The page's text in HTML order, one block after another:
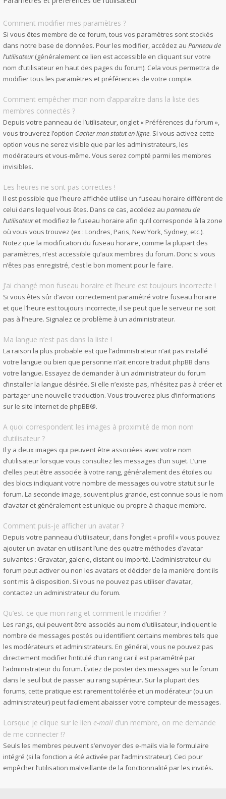
Comment modifier mes paramètres ?
Si vous êtes membre de ce forum, tous vos paramètres sont stockés
dans notre base de données. Pour les modifier, accédez au Panneau de
l’utilisateur(généralement ce lien est accessible en cliquant sur votre
nom d’utilisateur en haut des pages du forum). Cela vous permettra de
modifier tous les paramètres et préférences de votre compte.
Comment empêcher mon nom d’apparaître dans la liste des
membres connectés ?
Depuis votre panneau de l’utilisateur, onglet « Préférences du forum »,
vous trouverez l’option Cacher mon statut en ligne. Si vous activez cette
option vous ne serez visible que par les administrateurs, les
modérateurs et vous-même. Vous serez compté parmi les membres
invisibles.
Les heures ne sont pas correctes !
Il est possible que l’heure affichée utilise un fuseau horaire différent de
celui dans lequel vous êtes. Dans ce cas, accédez au panneau de
l’utilisateuret modifiez le fuseau horaire afin qu’il corresponde à la zone
où vous vous trouvez (ex : Londres, Paris, New York, Sydney, etc.).
Notez que la modification du fuseau horaire, comme la plupart des
paramètres, n’est accessible qu’aux membres du forum. Donc si vous
n’êtes pas enregistré, c’est le bon moment pour le faire.
J’ai changé mon fuseau horaire et l’heure est toujours incorrecte !
Si vous êtes sûr d’avoir correctement paramétré votre fuseau horaire
et que l’heure est toujours incorrecte, il se peut que le serveur ne soit
pas à l’heure. Signalez ce problème à un administrateur.
Ma langue n’est pas dans la liste !
La raison la plus probable est que l’administrateur n’ait pas installé
votre langue ou bien que personne n’ait encore traduit phpBB dans
votre langue. Essayez de demander à un administrateur du forum
d’installer la langue désirée. Si elle n’existe pas, n’hésitez pas à créer et
partager une nouvelle traduction. Vous trouverez plus d’informations
sur le site Internet de phpBB®.
A quoi correspondent les images à proximité de mon nom
d’utilisateur ?
Il y a deux images qui peuvent être associées avec votre nom
d’utilisateur lorsque vous consultez les messages d’un sujet. L’une
d’elles peut être associée à votre rang, généralement des étoiles ou
des blocs indiquant votre nombre de messages ou votre statut sur le
forum. La seconde image, souvent plus grande, est connue sous le nom
d’avatar et généralement est unique ou propre à chaque membre.
Comment puis-je afficher un avatar ?
Depuis votre panneau d’utilisateur, dans l’onglet « profil » vous pouvez
ajouter un avatar en utilisant l’une des quatre méthodes d’avatar
suivantes : Gravatar, galerie, distant ou importé. L’administrateur du
forum peut activer ou non les avatars et décider de la manière dont ils
sont mis à disposition. Si vous ne pouvez pas utiliser d’avatar,
contactez un administrateur du forum.
Qu’est-ce que mon rang et comment le modifier ?
Les rangs, qui peuvent être associés au nom d’utilisateur, indiquent le
nombre de messages postés ou identifient certains membres tels que
les modérateurs et administrateurs. En général, vous ne pouvez pas
directement modifier l’intitulé d’un rang car il est paramétré par
l’administrateur du forum. Évitez de poster des messages sur le forum
dans le seul but de passer au rang supérieur. Sur la plupart des
forums, cette pratique est rarement tolérée et un modérateur (ou un
administrateur) peut facilement abaisser votre compteur de messages.
Lorsque je clique sur le lien e-mail d’un membre, on me demande
de me connecter !?
Seuls les membres peuvent s’envoyer des e-mails via le formulaire
intégré (si la fonction a été activée par l’administrateur). Ceci pour
empêcher l’utilisation malveillante de la fonctionnalité par les invités.